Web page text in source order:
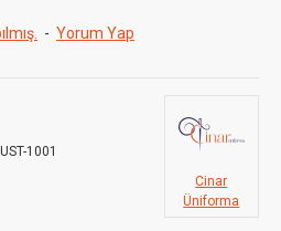
göğüs bölümde olmak üzere
gr/m2 %65 Poly. %35 Pamuk
- Yorum Yap
1001
Cinar
Üniforma